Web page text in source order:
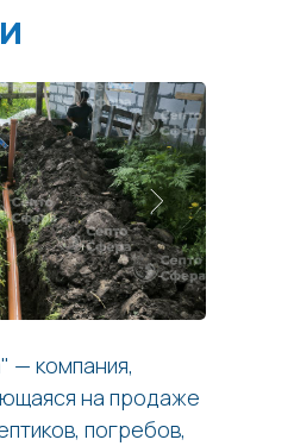
компания,
на продаже
погребов,